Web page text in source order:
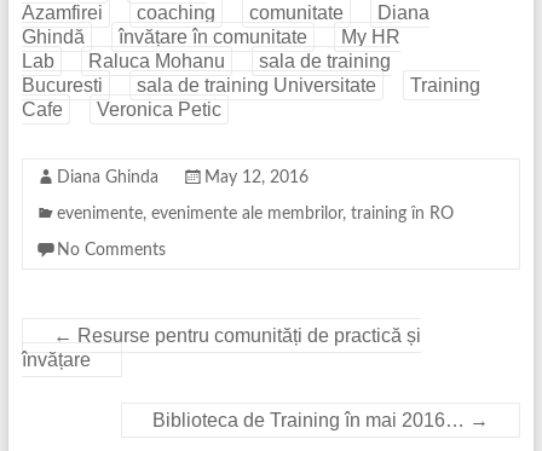
Azamfirei
coaching comunitate
Diana
Ghindă
învățare în comunitate
My HR
Lab
Raluca Mohanu
sala de training
Bucuresti
sala de training Universitate
Training
Cafe
Veronica Petic
Diana Ghinda May 12, 2016
evenimente, evenimente ale membrilor, training în RO
No Comments
← Resurse pentru comunități de practică și
învățare
Biblioteca de Training în mai 2016… →